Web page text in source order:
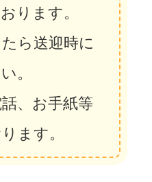
ります。
ら送迎時に
。
、お手紙等
ます。